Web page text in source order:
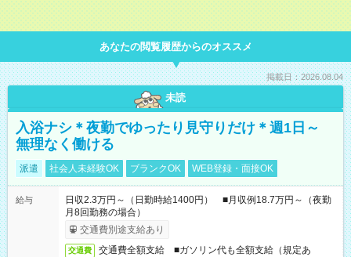
あなたの閲覧履歴からのオススメ
掲載日：2026.08.04
未読
入浴ナシ＊夜勤でゆったり見守りだけ＊週1日～
無理なく働ける
派遣 社会人未経験OK ブランクOK WEB登録・面接OK
給与
日収2.3万円～（日勤時給1400円） ■月収例18.7万円～（夜勤
月8回勤務の場合）
交通費別途支給あり
交通費
交通費全額支給 ■ガソリン代も全額支給（規定あ